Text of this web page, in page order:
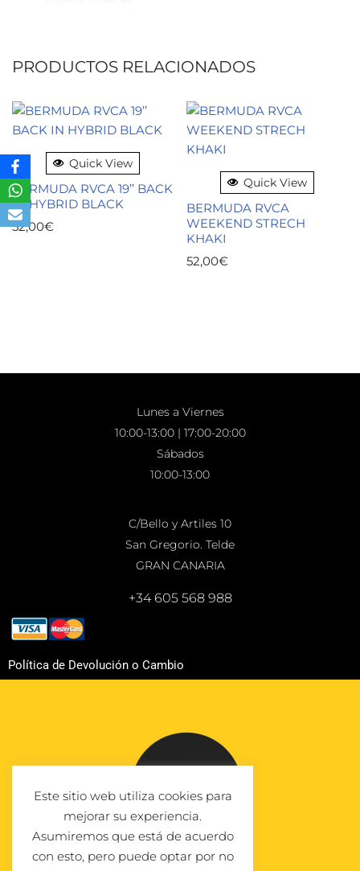
PRODUCTOS RELACIONADOS
Quick View
BERMUDA RVCA 19’’ BACK
IN HYBRID BLACK
52,00€
Quick View
BERMUDA RVCA
WEEKEND STRECH
KHAKI
52,00€
Lunes a Viernes
10:00-13:00 | 17:00-20:00
Sábados
10:00-13:00
C/Bello y Artiles 10
San Gregorio. Telde
GRAN CANARIA
+34 605 568 988
Política de Devolución o Cambio
Este sitio web utiliza cookies para
mejorar su experiencia.
Asumiremos que está de acuerdo
con esto, pero puede optar por no